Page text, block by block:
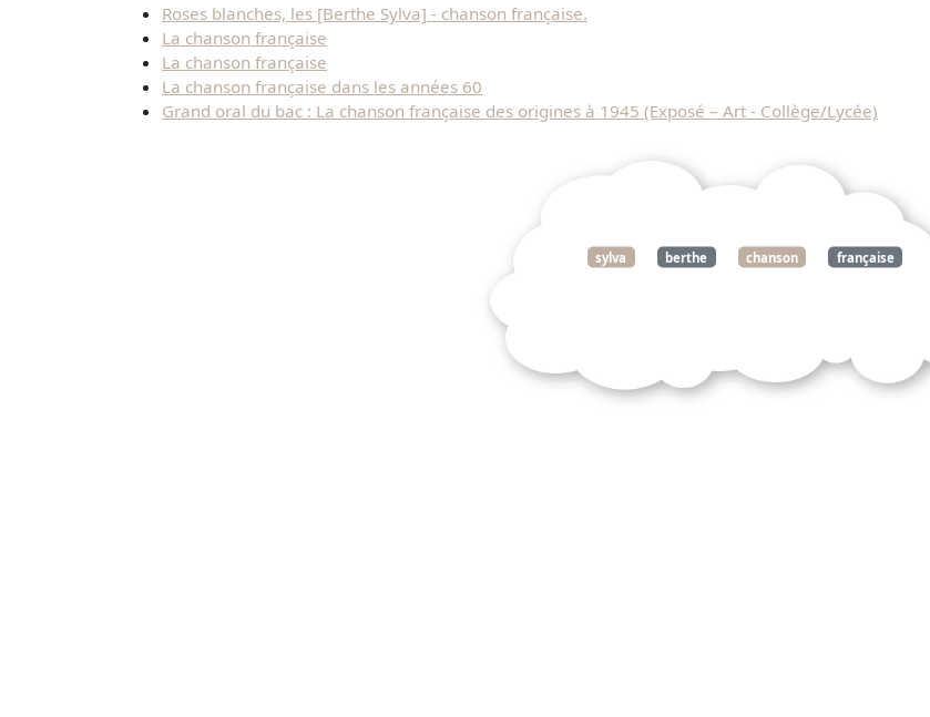
Roses blanches, les [Berthe Sylva] - chanson française.
La chanson française
La chanson française
La chanson française dans les années 60
Grand oral du bac : La chanson française des origines à 1945 (Exposé – Art - Collège/Lycée)
sylva berthe chanson française